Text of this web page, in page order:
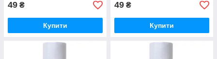
49 ₴
Купити
49 ₴
Купити